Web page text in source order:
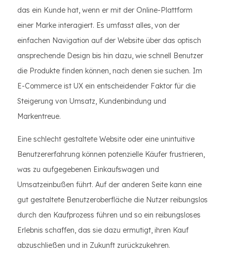
das ein Kunde hat, wenn er mit der Online-Plattform
einer Marke interagiert. Es umfasst alles, von der
einfachen Navigation auf der Website über das optisch
ansprechende Design bis hin dazu, wie schnell Benutzer
die Produkte finden können, nach denen sie suchen. Im
E-Commerce ist UX ein entscheidender Faktor für die
Steigerung von Umsatz, Kundenbindung und
Markentreue.
Eine schlecht gestaltete Website oder eine unintuitive
Benutzererfahrung können potenzielle Käufer frustrieren,
was zu aufgegebenen Einkaufswagen und
Umsatzeinbußen führt. Auf der anderen Seite kann eine
gut gestaltete Benutzeroberfläche die Nutzer reibungslos
durch den Kaufprozess führen und so ein reibungsloses
Erlebnis schaffen, das sie dazu ermutigt, ihren Kauf
abzuschließen und in Zukunft zurückzukehren.